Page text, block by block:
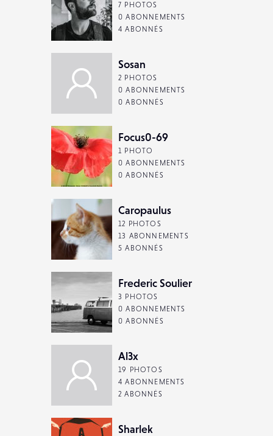
7 PHOTOS
0 ABONNEMENTS
4 ABONNÉS
Sosan
2 PHOTOS
0 ABONNEMENTS
0 ABONNÉS
Focus0-69
1 PHOTO
0 ABONNEMENTS
0 ABONNÉS
Caropaulus
12 PHOTOS
13 ABONNEMENTS
5 ABONNÉS
Frederic Soulier
3 PHOTOS
0 ABONNEMENTS
0 ABONNÉS
Al3x
19 PHOTOS
4 ABONNEMENTS
2 ABONNÉS
Sharlek